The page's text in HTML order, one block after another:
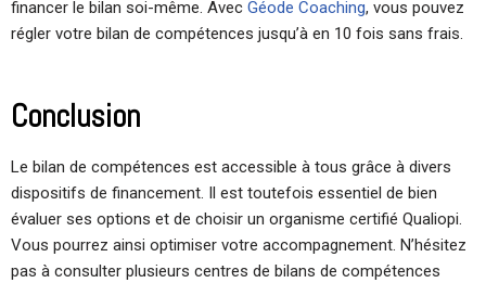
financer le bilan soi-même. Avec Géode Coaching, vous pouvez
régler votre bilan de compétences jusqu’à en 10 fois sans frais.
Conclusion
Le bilan de compétences est accessible à tous grâce à divers
dispositifs de financement. Il est toutefois essentiel de bien
évaluer ses options et de choisir un organisme certifié Qualiopi.
Vous pourrez ainsi optimiser votre accompagnement. N’hésitez
pas à consulter plusieurs centres de bilans de compétences